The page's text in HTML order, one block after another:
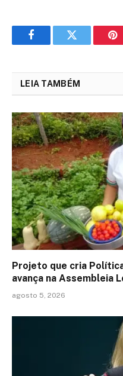
FacebookTwitter
LEIA TAMBÉM
Projeto que cria
avança na Assembleia
agosto 5, 2026